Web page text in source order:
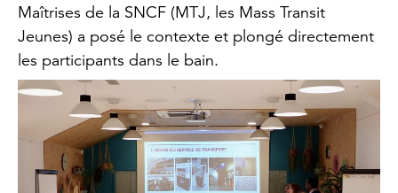
Maîtrises de la SNCF (MTJ, les Mass Transit
Jeunes) a posé le contexte et plongé directement
les participants dans le bain.